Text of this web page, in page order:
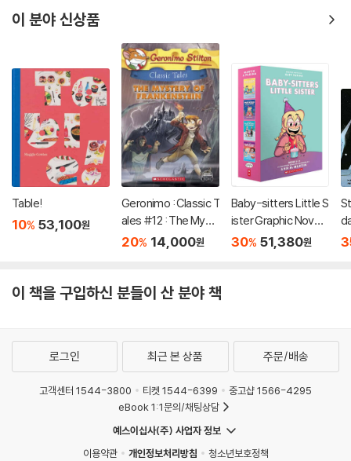
이 분야 신상품
Table!
10% 53,100원
Geronimo : Classic T
ales #12 : The Myst
ery of Frankenstein
20% 14,000원
Baby-sitters Little S
ister Graphic Novels
#5-8: A Graphix Col
30% 51,380원
s
이 책을 구입하신 분들이 산 분야 책
로그인 최근 본 상품 주문/배송
고객센터 1544-3800 티켓 1544-6399
중고샵 1566-4295
eBook 1:1문의/채팅상담
예스이십사(주) 사업자 정보
이용약관
개인정보처리방침 청소년보호정책